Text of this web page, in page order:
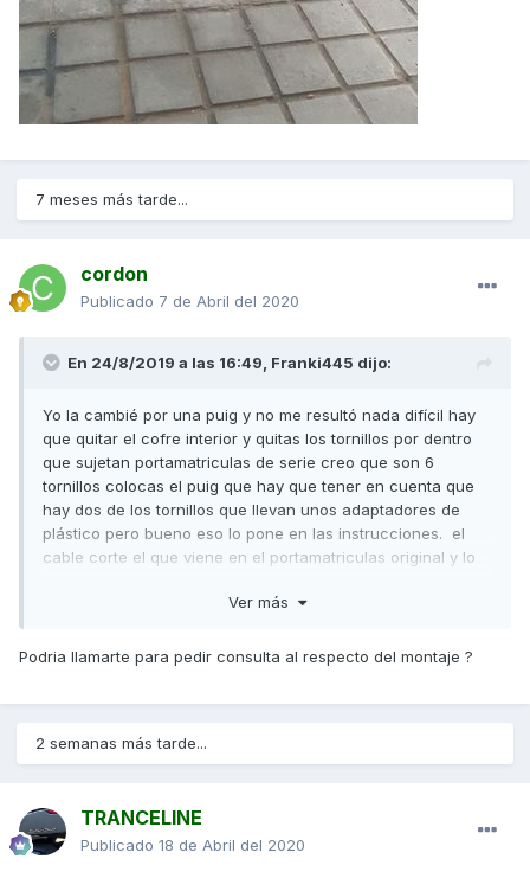
7 meses más tarde...
cordon
Publicado 7 de Abril del 2020
En 24/8/2019 a las 16:49, Franki445 dijo:
Yo la cambié por una puig y no me resultó nada difícil hay
que quitar el cofre interior y quitas los tornillos por dentro
que sujetan portamatriculas de serie creo que son 6
tornillos colocas el puig que hay que tener en cuenta que
hay dos de los tornillos que llevan unos adaptadores de
plástico pero bueno eso lo pone en las instrucciones. el
cable corte el que viene en el portamatriculas original y lo
el jack que viene en la moto .Ver más
Podria llamarte para pedir consulta al respecto del montaje ?
2 semanas más tarde...
TRANCELINE
Publicado 18 de Abril del 2020